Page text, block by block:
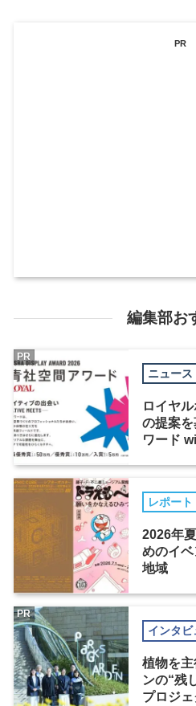
PR
編集部お
ニュース
ロイヤ
の提案
ワード
PR
レポート
2026年
めのイ
地域
インタビ
植物を
ンの“残
プロジェ
PR